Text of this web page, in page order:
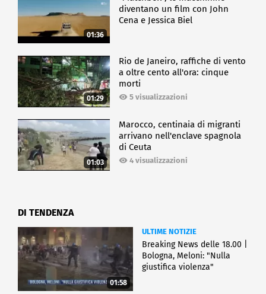
01:36
diventano un film con John
Cena e Jessica Biel
01:29
Rio de Janeiro, raffiche di vento
a oltre cento all'ora: cinque
morti
5 visualizzazioni
01:03
Marocco, centinaia di migranti
arrivano nell'enclave spagnola
di Ceuta
4 visualizzazioni
DI TENDENZA
01:58
ULTIME NOTIZIE
Breaking News delle 18.00 |
Bologna, Meloni: "Nulla
giustifica violenza"